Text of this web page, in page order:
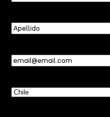
Apellido
Email(Required)
País(Required)